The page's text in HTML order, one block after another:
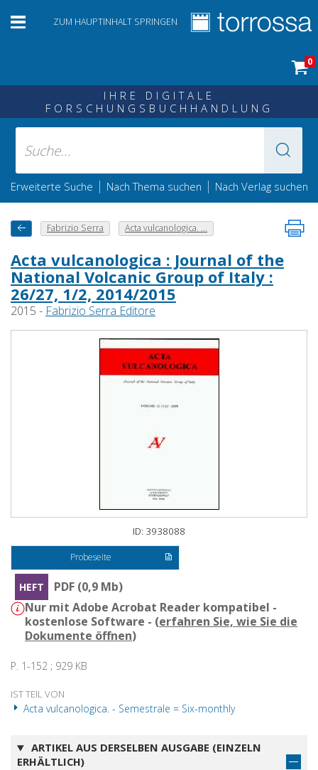
ZUM HAUPTINHALT SPRINGEN
0
IHRE DIGITALE
FORSCHUNGSBUCHHANDLUNG
Erweiterte Suche | Nach Thema suchen | Nach Verlag suchen
Fabrizio Serra Acta vulcanologica. ...
Acta vulcanologica : Journal of the
National Volcanic Group of Italy :
26/27, 1/2, 2014/2015
2015 - Fabrizio Serra Editore
ID: 3938088
Probeseite
HEFT
PDF (0,9 Mb)
Nur mit Adobe Acrobat Reader kompatibel -
kostenlose Software - (erfahren Sie, wie Sie die
Dokumente öffnen)
P. 1-152 ; 929 KB
IST TEIL VON
Acta vulcanologica. - Semestrale = Six-monthly
ARTIKEL AUS DERSELBEN AUSGABE (EINZELN
ERHÄLTLICH)